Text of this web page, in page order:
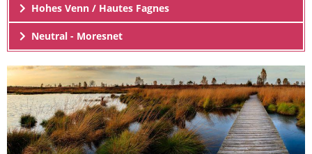
Hohes Venn / Hautes Fagnes
Neutral - Moresnet